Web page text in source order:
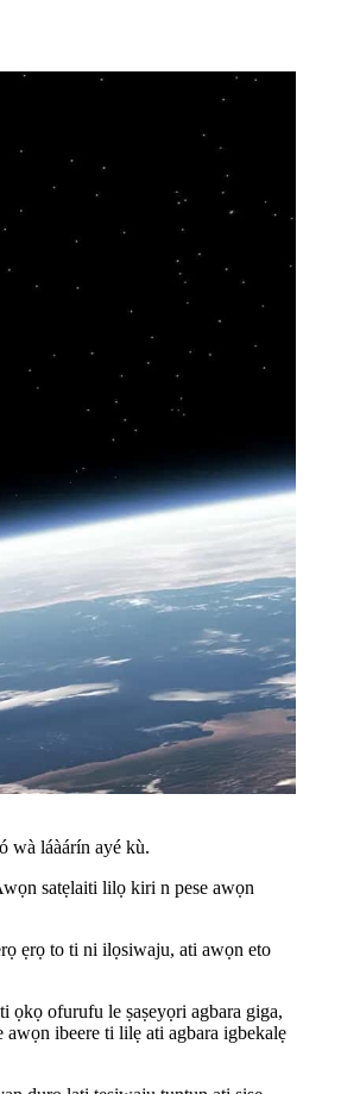
wà láàárín ayé kù.
satẹlaiti lilọ kiri n pese awọn
ẹrọ to ti ni ilọsiwaju, ati awọn eto
ọkọ ofurufu le ṣaṣeyọri agbara giga,
ibeere ti lilẹ ati agbara igbekalẹ